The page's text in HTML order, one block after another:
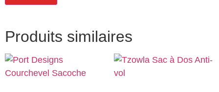
Produits similaires